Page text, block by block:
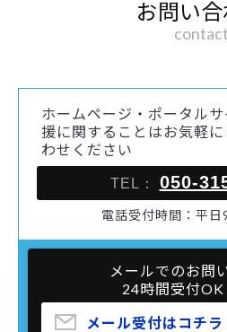
お問い
contact
ホームページ・ポータル
援に関することはお気軽
わせください
TEL： 050-
電話受付時間：平
メールでのお問
24時間受付
メール受付はコチラ